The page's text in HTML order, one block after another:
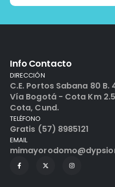
Info Contacto
DIRECCIÓN
C.E. Portos Sabana 80 B.
Vía Bogotá - Cota Km
Cota, Cund.
TELÉFONO
Gratis (57) 8985121
EMAIL